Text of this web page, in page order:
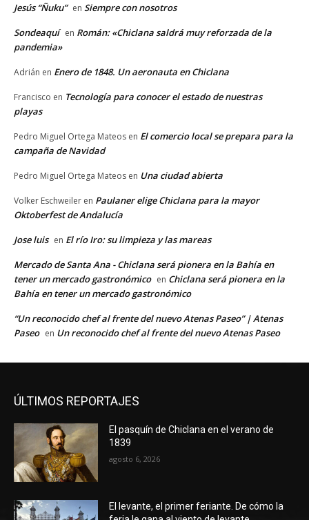
Jesús “Ñuku” en Siempre con nosotros
Sondeaquí en Román: «Chiclana saldrá muy reforzada de la
pandemia»
Adrián en Enero de 1848. Un aeronauta en Chiclana
Francisco en Tecnología para conocer el estado de nuestras
playas
Pedro Miguel Ortega Mateos en El comercio local se prepara para la
campaña de Navidad
Pedro Miguel Ortega Mateos en Una ciudad abierta
Volker Eschweiler en Paulaner elige Chiclana para la mayor
Oktoberfest de Andalucía
Jose luis en El río Iro: su limpieza y las mareas
Mercado de Santa Ana - Chiclana será pionera en la Bahía en
tener un mercado gastronómico en Chiclana será pionera en la
Bahía en tener un mercado gastronómico
“Un reconocido chef al frente del nuevo Atenas Paseo” | Atenas
Paseo en Un reconocido chef al frente del nuevo Atenas Paseo
ÚLTIMOS REPORTAJES
El pasquín de Chiclana en el verano de
1839
agosto 6, 2026
El levante, el primer feriante. De cómo la